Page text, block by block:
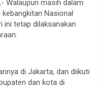
Walaupun masih dalam
Nasional
ini tetap dilaksanakan
di Jakarta, dan diikuti
dan kota di